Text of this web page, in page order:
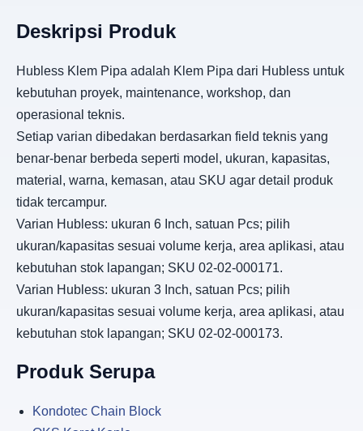
Deskripsi Produk
Hubless Klem Pipa adalah Klem Pipa dari Hubless untuk
kebutuhan proyek, maintenance, workshop, dan
operasional teknis.
Setiap varian dibedakan berdasarkan field teknis yang
benar-benar berbeda seperti model, ukuran, kapasitas,
material, warna, kemasan, atau SKU agar detail produk
tidak tercampur.
Varian Hubless: ukuran 6 Inch, satuan Pcs; pilih
ukuran/kapasitas sesuai volume kerja, area aplikasi, atau
kebutuhan stok lapangan; SKU 02-02-000171.
Varian Hubless: ukuran 3 Inch, satuan Pcs; pilih
ukuran/kapasitas sesuai volume kerja, area aplikasi, atau
kebutuhan stok lapangan; SKU 02-02-000173.
Produk Serupa
Kondotec Chain Block